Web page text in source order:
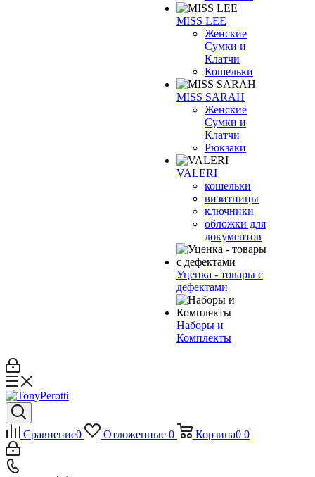
MISS LEE
Женские
Сумки и
Клатчи
Кошельки
MISS SARAH
Женские
Сумки и
Клатчи
Рюкзаки
VALERI
кошельки
визитницы
ключники
обложки для
документов
Уценка - товары с
дефектами
Наборы и
Комплекты
Сравнение0 Отложенные 0 Корзина0 0